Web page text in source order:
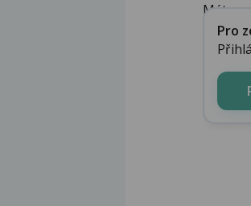
Máte
Pro